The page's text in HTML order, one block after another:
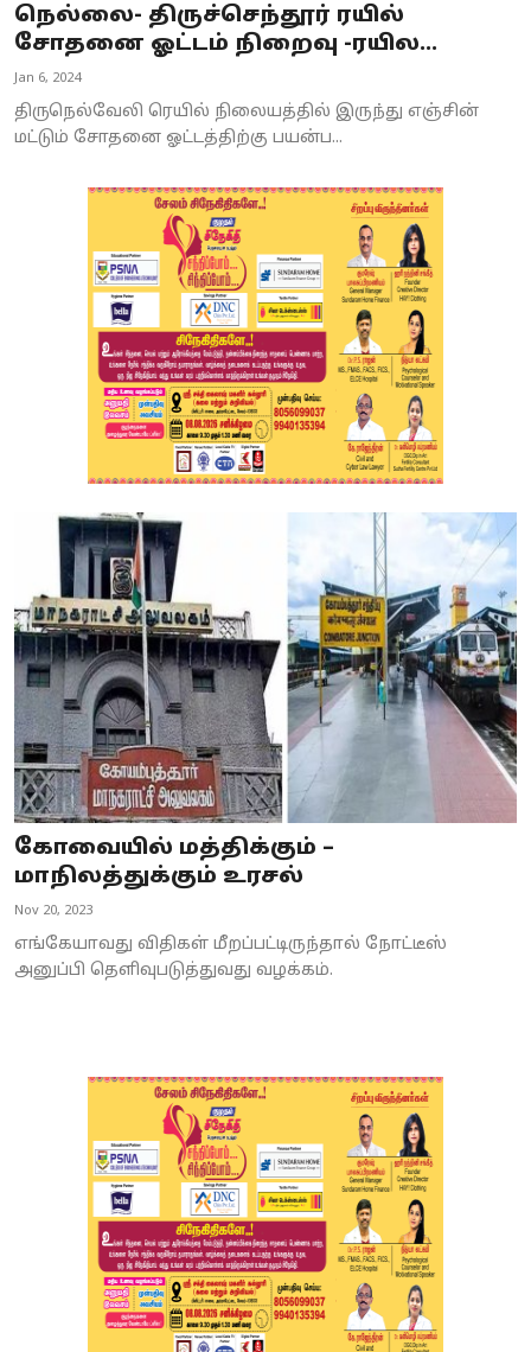
நெல்லை- திருச்செந்தூர் ரயில்
சோதனை ஓட்டம் நிறைவு -ரயில...
Jan 6, 2024
திருநெல்வேலி ரெயில் நிலையத்தில் இருந்து எஞ்சின்
மட்டும் சோதனை ஓட்டத்திற்கு பயன்ப...
கோவையில் மத்திக்கும் –
மாநிலத்துக்கும் உரசல்
Nov 20, 2023
எங்கேயாவது விதிகள் மீறப்பட்டிருந்தால் நோட்டீஸ்
அனுப்பி தெளிவுபடுத்துவது வழக்கம்.